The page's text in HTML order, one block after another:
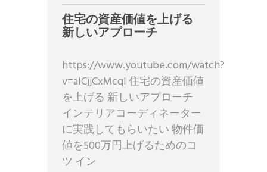
住宅の資産価値を上げる
新しいアプローチ
https://www.youtube.com/watch?
v=alCjjCxMcqI 住宅の資産価値
を上げる 新しいアプローチ
インテリアコーディネーター
に実践してもらいたい 物件価
値を500万円上げるためのコ
ツ イン